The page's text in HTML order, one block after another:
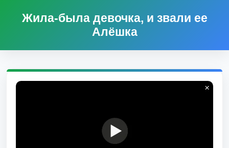
Жила-была девочка, и звали ее
Алёшка